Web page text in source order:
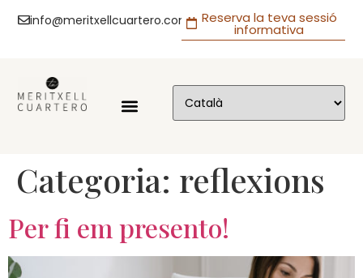
info@meritxellcuartero.com Reserva la teva sessió
informativa
Categoria: reflexions
Per fi em presento!